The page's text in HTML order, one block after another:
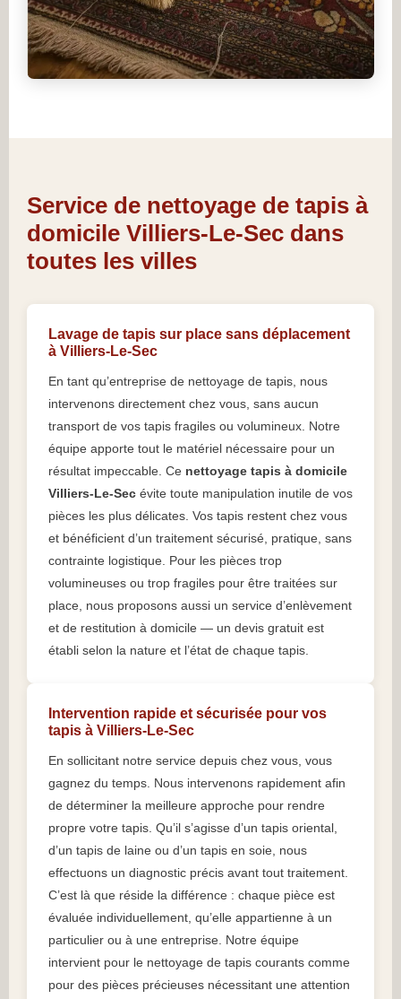
Service de nettoyage de tapis à
domicile Villiers-Le-Sec dans
toutes les villes
Lavage de tapis sur place sans déplacement
à Villiers-Le-Sec
En tant qu’entreprise de nettoyage de tapis, nous
intervenons directement chez vous, sans aucun
transport de vos tapis fragiles ou volumineux. Notre
équipe apporte tout le matériel nécessaire pour un
résultat impeccable. Ce nettoyage tapis à domicile
Villiers-Le-Sec évite toute manipulation inutile de vos
pièces les plus délicates. Vos tapis restent chez vous
et bénéficient d’un traitement sécurisé, pratique, sans
contrainte logistique. Pour les pièces trop
volumineuses ou trop fragiles pour être traitées sur
place, nous proposons aussi un service d’enlèvement
et de restitution à domicile — un devis gratuit est
établi selon la nature et l’état de chaque tapis.
Intervention rapide et sécurisée pour vos
tapis à Villiers-Le-Sec
En sollicitant notre service depuis chez vous, vous
gagnez du temps. Nous intervenons rapidement afin
de déterminer la meilleure approche pour rendre
propre votre tapis. Qu’il s’agisse d’un tapis oriental,
d’un tapis de laine ou d’un tapis en soie, nous
effectuons un diagnostic précis avant tout traitement.
C’est là que réside la différence : chaque pièce est
évaluée individuellement, qu’elle appartienne à un
particulier ou à une entreprise. Notre équipe
intervient pour le nettoyage de tapis courants comme
pour des pièces précieuses nécessitant une attention